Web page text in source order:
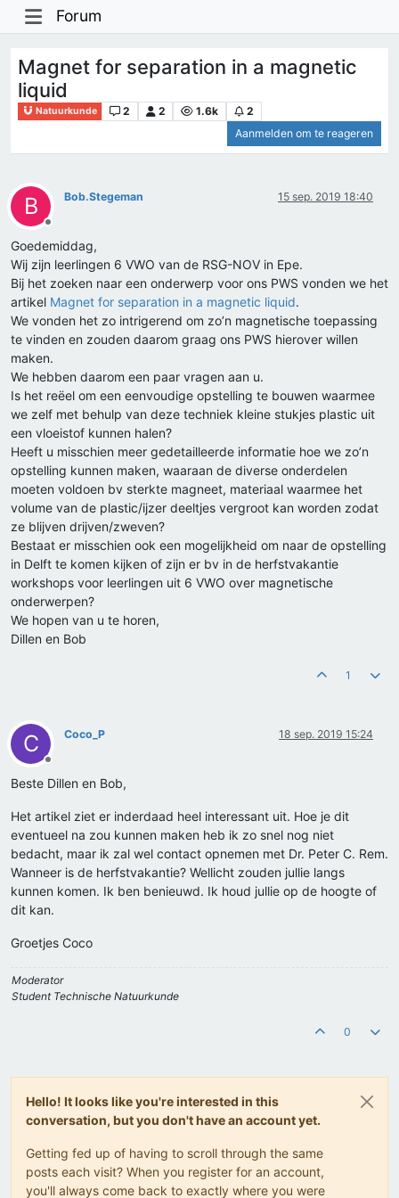
Forum
Magnet for separation in a magnetic
liquid
Natuurkunde 2 2 1.6k
2
Aanmelden om te reageren
B
Offline
Bob.Stegeman 15 sep. 2019 18:40
Goedemiddag,
Wij zijn leerlingen 6 VWO van de RSG-NOV in Epe.
Bij het zoeken naar een onderwerp voor ons PWS vonden we het
artikel Magnet for separation in a magnetic liquid.
We vonden het zo intrigerend om zo’n magnetische toepassing
te vinden en zouden daarom graag ons PWS hierover willen
maken.
We hebben daarom een paar vragen aan u.
Is het reëel om een eenvoudige opstelling te bouwen waarmee
we zelf met behulp van deze techniek kleine stukjes plastic uit
een vloeistof kunnen halen?
Heeft u misschien meer gedetailleerde informatie hoe we zo’n
opstelling kunnen maken, waaraan de diverse onderdelen
moeten voldoen bv sterkte magneet, materiaal waarmee het
volume van de plastic/ijzer deeltjes vergroot kan worden zodat
ze blijven drijven/zweven?
Bestaat er misschien ook een mogelijkheid om naar de opstelling
in Delft te komen kijken of zijn er bv in de herfstvakantie
workshops voor leerlingen uit 6 VWO over magnetische
onderwerpen?
We hopen van u te horen,
Dillen en Bob
1
C
Offline
Coco_P 18 sep. 2019 15:24
Beste Dillen en Bob,
Het artikel ziet er inderdaad heel interessant uit. Hoe je dit
eventueel na zou kunnen maken heb ik zo snel nog niet
bedacht, maar ik zal wel contact opnemen met Dr. Peter C. Rem.
Wanneer is de herfstvakantie? Wellicht zouden jullie langs
kunnen komen. Ik ben benieuwd. Ik houd jullie op de hoogte of
dit kan.
Groetjes Coco
Moderator
Student Technische Natuurkunde
0
Hello! It looks like you're interested in this
conversation, but you don't have an account yet.
Getting fed up of having to scroll through the same
posts each visit? When you register for an account,
you'll always come back to exactly where you were